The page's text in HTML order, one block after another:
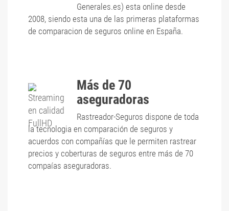
Generales.es) esta online desde
2008, siendo esta una de las primeras plataformas
de comparacion de seguros online en España.
Más de 70
aseguradoras
Rastreador-Seguros dispone de toda
la tecnologia en comparación de seguros y
acuerdos con compañías que le permiten rastrear
precios y coberturas de seguros entre más de 70
compaías aseguradoras.